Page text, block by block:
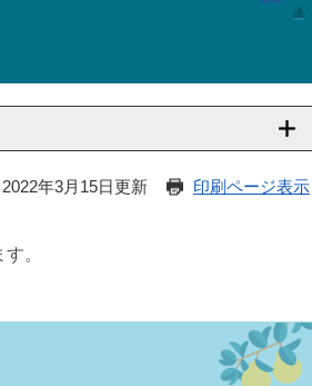
年3月15日更新 印刷ページ表示
。